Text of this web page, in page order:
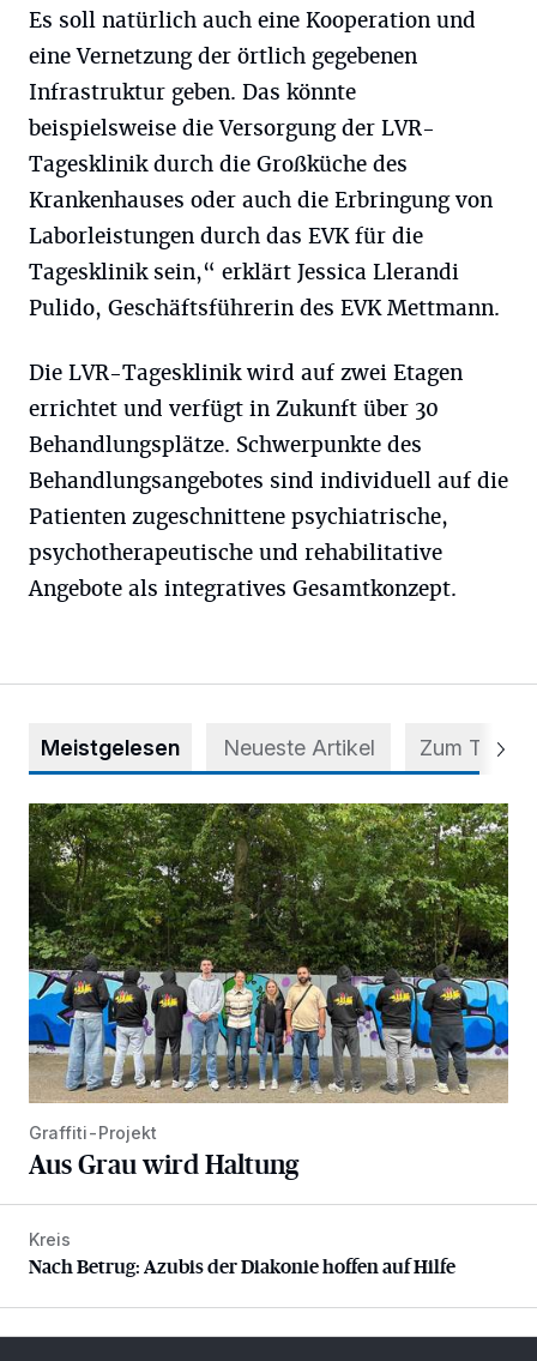
Es soll natürlich auch eine Kooperation und
eine Vernetzung der örtlich gegebenen
Infrastruktur geben. Das könnte
beispielsweise die Versorgung der LVR-
Tagesklinik durch die Großküche des
Krankenhauses oder auch die Erbringung von
Laborleistungen durch das EVK für die
Tagesklinik sein,“ erklärt Jessica Llerandi
Pulido, Geschäftsführerin des EVK Mettmann.
Die LVR-Tagesklinik wird auf zwei Etagen
errichtet und verfügt in Zukunft über 30
Behandlungsplätze. Schwerpunkte des
Behandlungsangebotes sind individuell auf die
Patienten zugeschnittene psychiatrische,
psychotherapeutische und rehabilitative
Angebote als integratives Gesamtkonzept.
Meistgelesen Neueste Artikel Zum Thema
Aus Grau wird Haltung
Graffiti-Projekt
Aus Grau wird Haltung
Nach Betrug: Azubis der Diakonie hoffen auf Hilfe
Kreis
Nach Betrug: Azubis der Diakonie hoffen auf Hilfe